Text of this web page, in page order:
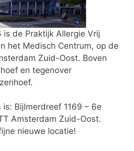
is de Praktijk Allergie Vrij
het Medisch Centrum, op de
Zuid-Oost. Boven
en tegenover
Bijlmerdreef 1169 – 6e
Amsterdam Zuid-Oost.
nieuwe locatie!